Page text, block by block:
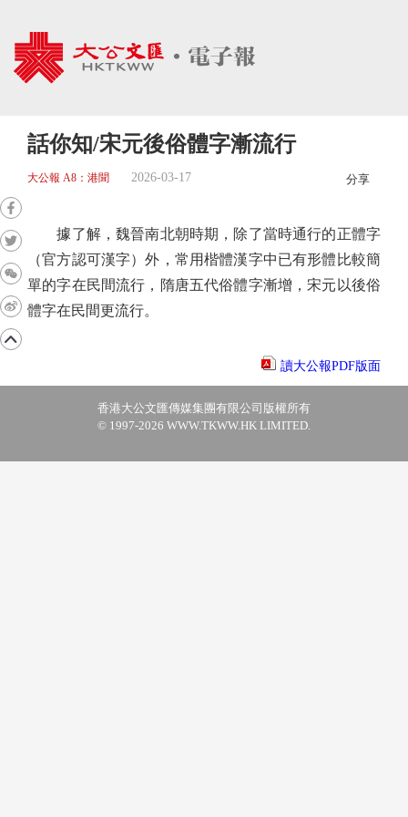
話你知/宋元後俗體字漸流行
大公報 A8：港聞 2026-03-17 分享
據了解，魏晉南北朝時期，除了當時通行的正體字
（官方認可漢字）外，常用楷體漢字中已有形體比較簡
單的字在民間流行，隋唐五代俗體字漸增，宋元以後俗
體字在民間更流行。
讀大公報PDF版面
香港大公文匯傳媒集團有限公司版權所有
© 1997-2026 WWW.TKWW.HK LIMITED.